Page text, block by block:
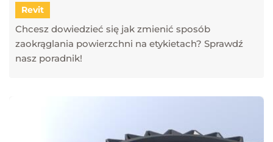
Revit
Chcesz dowiedzieć się jak zmienić sposób
zaokrąglania powierzchni na etykietach? Sprawdź
nasz poradnik!